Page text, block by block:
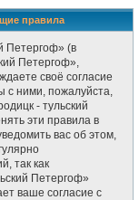
с
правила
Петергоф» (в
Петергоф»,
своё согласие
с ними, пожалуйста,
- тульский
эти правила в
вас об этом,
так как
Петергоф»
ваше согласие с